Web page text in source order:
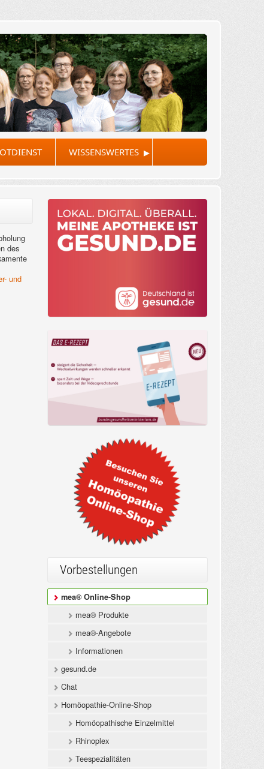
WISSENSWERTES ▸
des
und
Vorbestellungen
mea® Online-Shop
mea® Produkte
mea®-Angebote
Informationen
gesund.de
Chat
Homöopathie-Online-Shop
Homöopathische Einzelmittel
Rhinoplex
Teespezialitäten